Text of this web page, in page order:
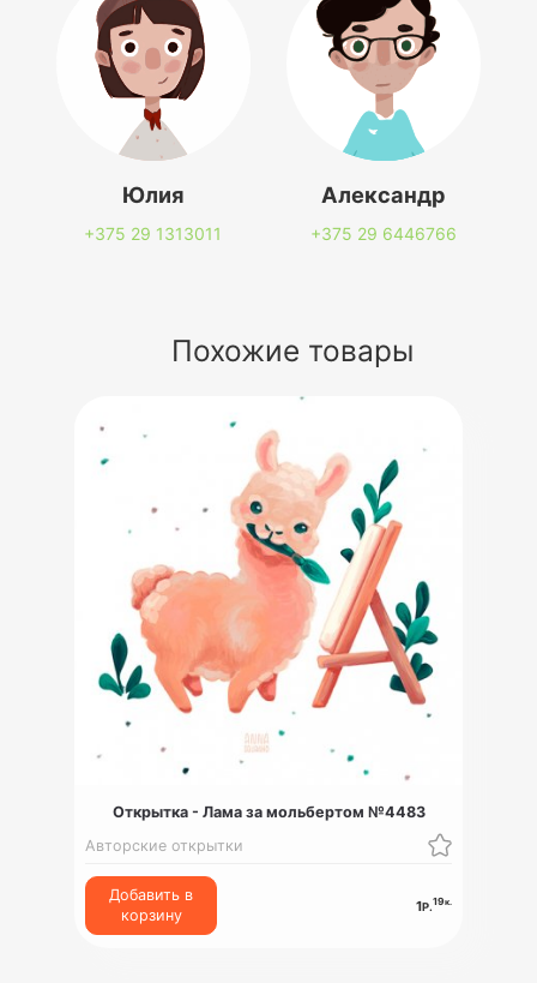
Юлия
+375 29 1313011
Александр
+375 29 6446766
Похожие товары
Открытка - Лама за мольбертом №4483
Авторские открытки
Добавить в
корзину
1Р.19к.